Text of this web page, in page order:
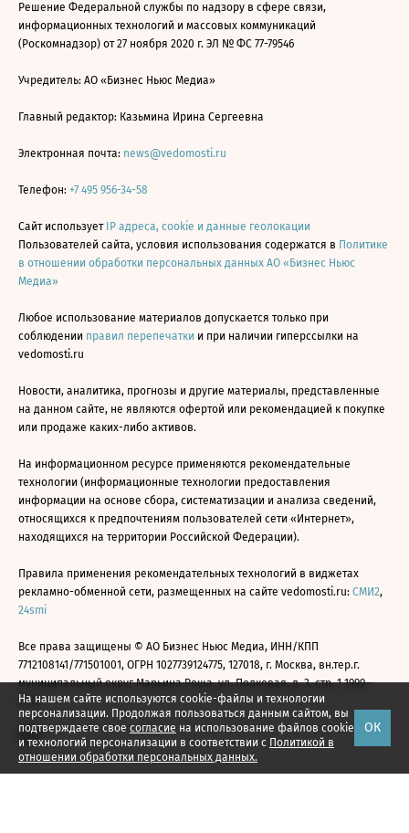
На нашем сайте используются cookie-файлы и технологии
персонализации. Продолжая пользоваться данным сайтом, вы
подтверждаете свое согласие на использование файлов cookie
и технологий персонализации в соответствии с Политикой в
отношении обработки персональных данных.
ОК
Решение Федеральной службы по надзору в сфере связи,
информационных технологий и массовых коммуникаций
(Роскомнадзор) от 27 ноября 2020 г. ЭЛ № ФС 77-79546
Учредитель: АО «Бизнес Ньюс Медиа»
Главный редактор: Казьмина Ирина Сергеевна
Электронная почта: news@vedomosti.ru
Телефон: +7 495 956-34-58
Сайт использует IP адреса, cookie и данные геолокации
Пользователей сайта, условия использования содержатся в Политике
в отношении обработки персональных данных АО «Бизнес Ньюс
Медиа»
Любое использование материалов допускается только при
соблюдении правил перепечатки и при наличии гиперссылки на
vedomosti.ru
Новости, аналитика, прогнозы и другие материалы, представленные
на данном сайте, не являются офертой или рекомендацией к покупке
или продаже каких-либо активов.
На информационном ресурсе применяются рекомендательные
технологии (информационные технологии предоставления
информации на основе сбора, систематизации и анализа сведений,
относящихся к предпочтениям пользователей сети «Интернет»,
находящихся на территории Российской Федерации).
Правила применения рекомендательных технологий в виджетах
рекламно-обменной сети, размещенных на сайте vedomosti.ru: СМИ2,
24smi
Все права защищены © АО Бизнес Ньюс Медиа, ИНН/КПП
7712108141/771501001, ОГРН 1027739124775, 127018, г. Москва, вн.тер.г.
муниципальный округ Марьина Роща, ул. Полковая, д. 3, стр. 1 1999—
2026